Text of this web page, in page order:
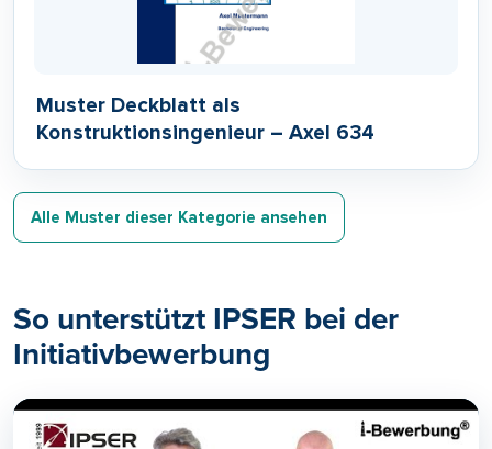
Muster Deckblatt als
Konstruktionsingenieur – Axel 634
Alle Muster dieser Kategorie ansehen
So unterstützt IPSER bei der
Initiativbewerbung